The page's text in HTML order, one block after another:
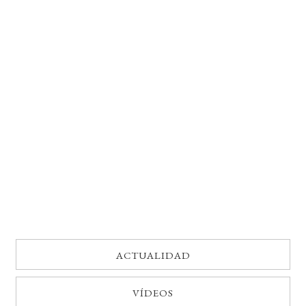
ACTUALIDAD
VÍDEOS